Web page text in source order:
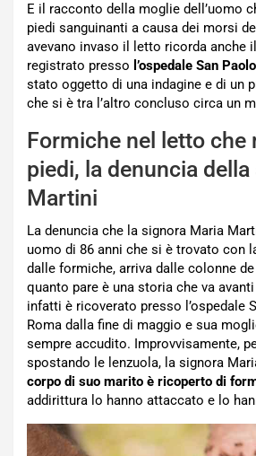
E il racconto della moglie dell’uomo
piedi sanguinanti a causa dei morsi
avevano invaso il letto ricorda anche
registrato presso l’ospedale San Paolo
stato oggetto di una indagine e di un
che si è tra l’altro concluso circa un
Formiche nel letto che
piedi, la denuncia
Martini
La denuncia che la signora Maria
uomo di 86 anni che si è trovato con
dalle formiche, arriva dalle colonne de
quanto pare è una storia che va avanti
infatti è ricoverato presso l’ospedale
Roma dalla fine di maggio e sua
sempre accudito. Improvvisamente,
spostando le lenzuola, la signora
corpo di suo marito è ricoperto di
addirittura lo hanno attaccato e lo